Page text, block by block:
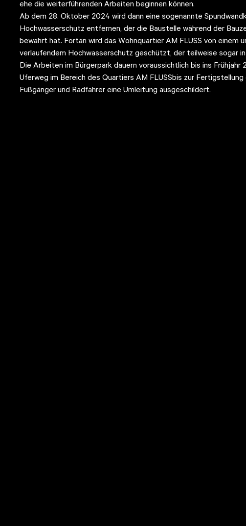
ehe die weiterführenden Arbeiten beginnen können.
Ab dem 28. Oktober 2024 wird dann eine sogenannte
Hochwasserschutz entfernen, der die Baustelle während der
bewahrt hat. Fortan wird das Wohnquartier AM FLUSS von einem
verlaufendem Hochwasserschutz geschützt, der teilweise sogar
Die Arbeiten im Bürgerpark dauern voraussichtlich bis ins
Uferweg im Bereich des Quartiers AM FLUSSbis zur
Fußgänger und Radfahrer eine Umleitung ausgeschildert.